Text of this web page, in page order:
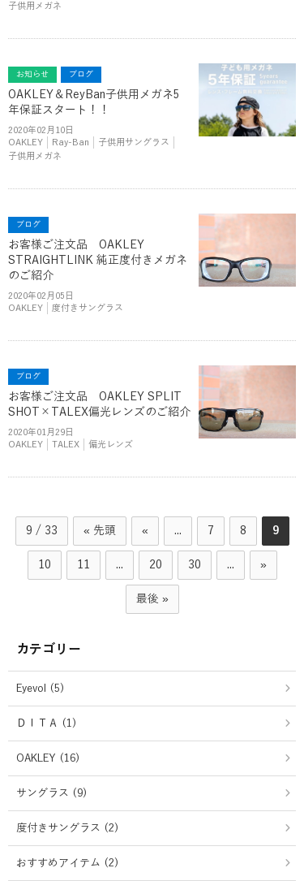
子供用メガネ
お知らせ ブログ
OAKLEY＆ReyBan子供用メガネ5
年保証スタート！！
2020年02月10日
OAKLEY
Ray-Ban
子供用サングラス
子供用メガネ
ブログ
お客様ご注文品 OAKLEY
STRAIGHTLINK 純正度付きメガネ
のご紹介
2020年02月05日
OAKLEY
度付きサングラス
ブログ
お客様ご注文品 OAKLEY SPLIT
SHOT×TALEX偏光レンズのご紹介
2020年01月29日
OAKLEY
TALEX 偏光レンズ
9 / 33 « 先頭 « ... 7 8 9
10 11 ... 20 30 ... »
最後 »
カテゴリー
Eyevol (5)
ＤＩＴＡ (1)
OAKLEY (16)
サングラス (9)
度付きサングラス (2)
おすすめアイテム (2)